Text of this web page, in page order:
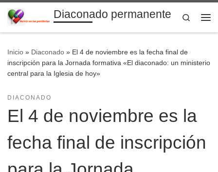
Saltar al contenidoDiaconado permanente
Search
Inicio » Diaconado » El 4 de noviembre es la fecha final de
inscripción para la Jornada formativa «El diaconado: un ministerio
central para la Iglesia de hoy»
DIACONADO
El 4 de noviembre es la
fecha final de inscripción